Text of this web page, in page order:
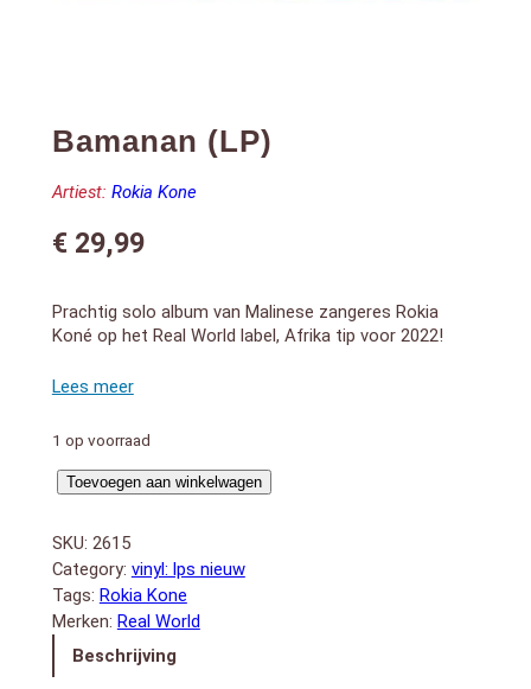
Bamanan (LP)
Artiest: Rokia Kone
€29,99
Prachtig solo album van Malinese zangeres Rokia
Koné op het Real World label, Afrika tip voor 2022!
Rokia Koné & Jacknife Lee –
2-LP gatefold with
SIDE A:
1. Bi Ye Tulonba Ye (5:33)
2. Shezita (Take a Seat) (5:03)
4. N`yanyan (3:36)
SIDE B:
5. Anw Tile (It`s Our Time) (5:32)
6. Soyi N`galanba (5:56)
7. Bambougou N`tji (4:21)
SIDE C:
1 op voorraad
Bamanan
aantal
Toevoegen aan winkelwagen
SKU: 2615
Category: vinyl: lps nieuw
Tags: Rokia Kone
Merken: Real World
Beschrijving